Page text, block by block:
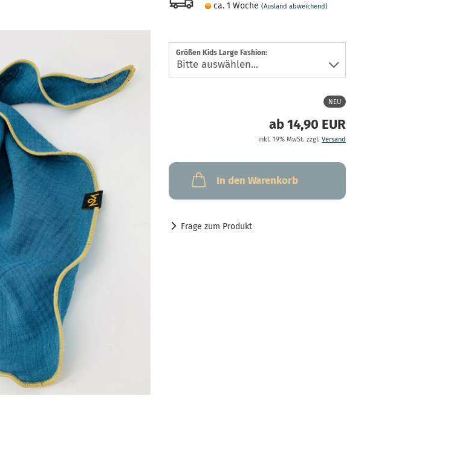
ca. 1 Woche (Ausland abweichend)
Größen Kids Large Fashion:
NEU
ab 14,90 EUR
inkl. 19% MwSt. zzgl. Versand
In den Warenkorb
Frage zum Produkt